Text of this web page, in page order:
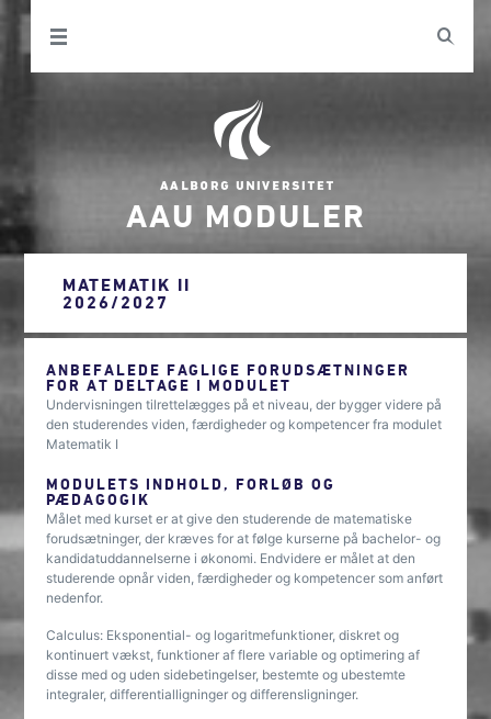
AAU MODULER
MATEMATIK II
2026/2027
ANBEFALEDE FAGLIGE FORUDSÆTNINGER
FOR AT DELTAGE I MODULET
Undervisningen tilrettelægges på et niveau, der bygger videre på
den studerendes viden, færdigheder og kompetencer fra modulet
Matematik I
MODULETS INDHOLD, FORLØB OG
PÆDAGOGIK
Målet med kurset er at give den studerende de matematiske
forudsætninger, der kræves for at følge kurserne på bachelor- og
kandidatuddannelserne i økonomi. Endvidere er målet at den
studerende opnår viden, færdigheder og kompetencer som anført
nedenfor.
Calculus: Eksponential- og logaritmefunktioner, diskret og
kontinuert vækst, funktioner af flere variable og optimering af
disse med og uden sidebetingelser, bestemte og ubestemte
integraler, differentialligninger og differensligninger.